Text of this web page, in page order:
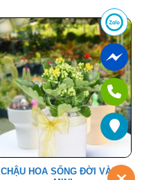
CHẬU HOA SỐNG ĐỜI VÀNG